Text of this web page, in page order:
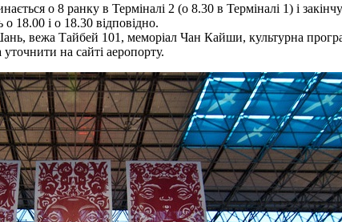
о 8 ранку в Терміналі 2 (о 8.30 в Терміналі 1) і
18.00 і о 18.30 відповідно.
вежа Тайбей 101, меморіал Чан Кайши, культурна
на сайті аеропорту.